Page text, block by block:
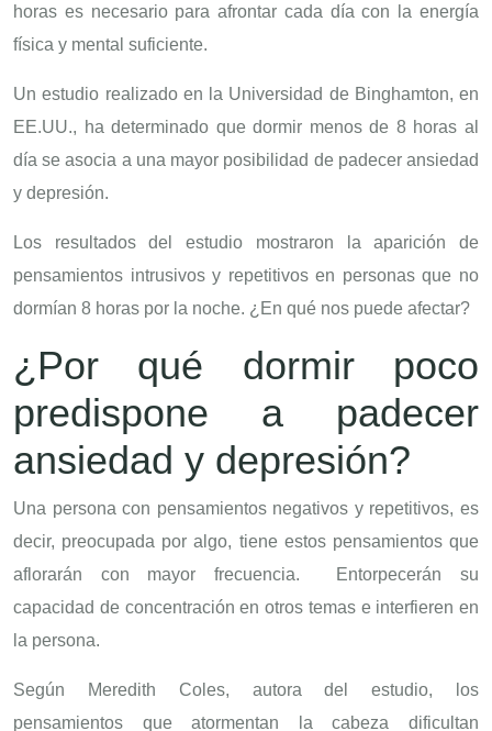
horas es necesario para afrontar cada día con la energía
física y mental suficiente.
Un estudio realizado en la Universidad de Binghamton, en
EE.UU., ha determinado que dormir menos de 8 horas al
día se asocia a una mayor posibilidad de padecer ansiedad
y depresión.
Los resultados del estudio mostraron la aparición de
pensamientos intrusivos y repetitivos en personas que no
dormían 8 horas por la noche. ¿En qué nos puede afectar?
¿Por qué dormir poco
predispone a padecer
ansiedad y depresión?
Una persona con pensamientos negativos y repetitivos, es
decir, preocupada por algo, tiene estos pensamientos que
aflorarán con mayor frecuencia. Entorpecerán su
capacidad de concentración en otros temas e interfieren en
la persona.
Según Meredith Coles, autora del estudio, los
pensamientos que atormentan la cabeza dificultan